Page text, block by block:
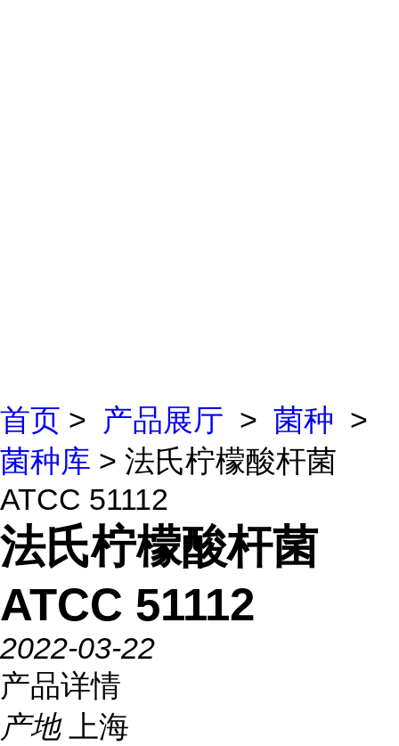
首页 > 产品展厅 > 菌种 >
菌种库 > 法氏柠檬酸杆菌
ATCC 51112
法氏柠檬酸杆菌
ATCC 51112
2022-03-22
产品详情
产地
上海